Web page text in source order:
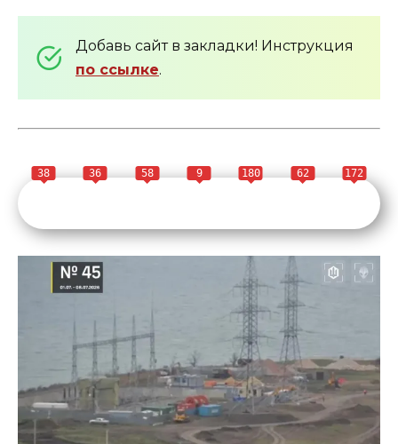
Добавь сайт в закладки! Инструкция
по ссылке.
38 36 58 9 180 62 172